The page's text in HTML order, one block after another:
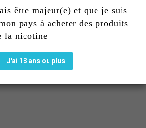
DISPONIBLE
être majeur(e) et que je suis
pays à acheter des produits
la nicotine
J'ai 18 ans ou plus